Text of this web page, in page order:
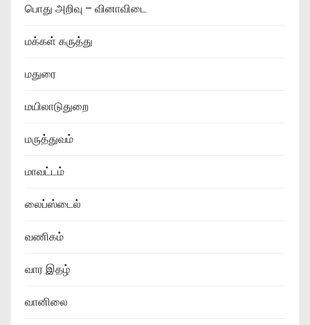
பொது அறிவு – வினாவிடை
மக்கள் கருத்து
மதுரை
மயிலாடுதுறை
மருத்துவம்
மாவட்டம்
லைப்ஸ்டைல்
வணிகம்
வார இதழ்
வானிலை